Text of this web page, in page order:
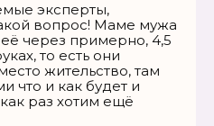
эксперты,
вопрос! Маме мужа
через примерно, 4,5
то есть они
жительство, там
что и как будет и
раз хотим ещё